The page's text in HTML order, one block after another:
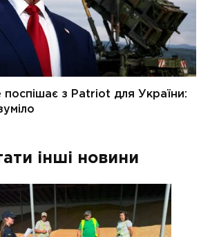
інші новини